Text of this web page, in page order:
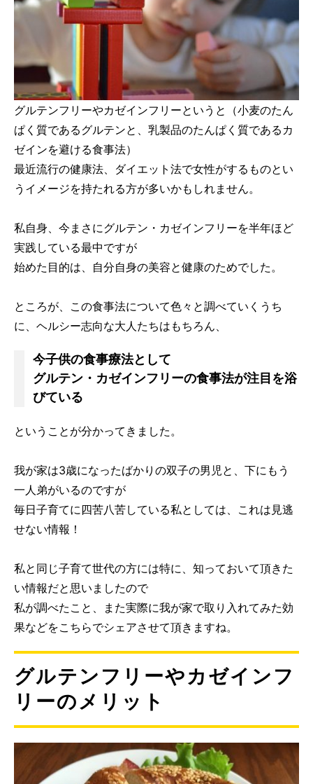
グルテンフリーやカゼインフリーというと（小麦のたん
ぱく質であるグルテンと、乳製品のたんぱく質であるカ
ゼインを避ける食事法）
最近流行の健康法、ダイエット法で女性がするものとい
うイメージを持たれる方が多いかもしれません。
私自身、今まさにグルテン・カゼインフリーを半年ほど
実践している最中ですが
始めた目的は、自分自身の美容と健康のためでした。
ところが、この食事法について色々と調べていくうち
に、ヘルシー志向な大人たちはもちろん、
今子供の食事療法として
グルテン・カゼインフリーの食事法が注目を浴
びている
ということが分かってきました。
我が家は3歳になったばかりの双子の男児と、下にもう
一人弟がいるのですが
毎日子育てに四苦八苦している私としては、これは見逃
せない情報！
私と同じ子育て世代の方には特に、知っておいて頂きた
い情報だと思いましたので
私が調べたこと、また実際に我が家で取り入れてみた効
果などをこちらでシェアさせて頂きますね。
グルテンフリーやカゼインフ
リーのメリット